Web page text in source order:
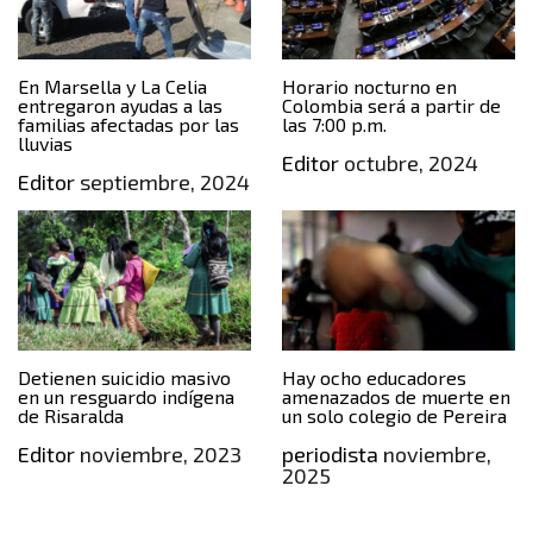
En Marsella y La Celia
entregaron ayudas a las
familias afectadas por las
lluvias
Editor septiembre, 2024
Horario nocturno en
Colombia será a partir de
las 7:00 p.m.
Editoroctubre, 2024
Detienen suicidio masivo
en un resguardo indígena
de Risaralda
Editor noviembre, 2023
Hay ocho educadores
amenazados de muerte en
un solo colegio de Pereira
periodista noviembre,
2025